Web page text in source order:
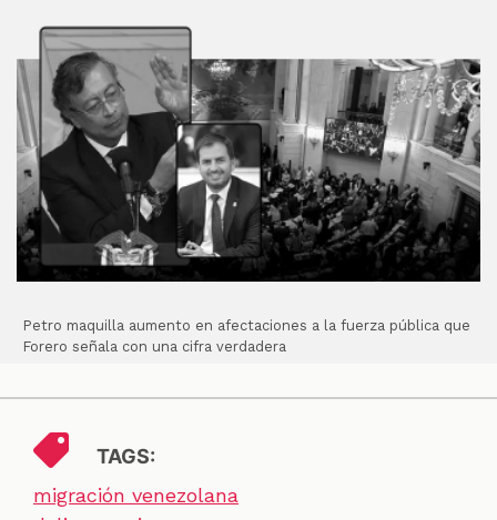
Petro maquilla aumento en afectaciones a la fuerza pública que
Forero señala con una cifra verdadera
TAGS:
migración venezolana